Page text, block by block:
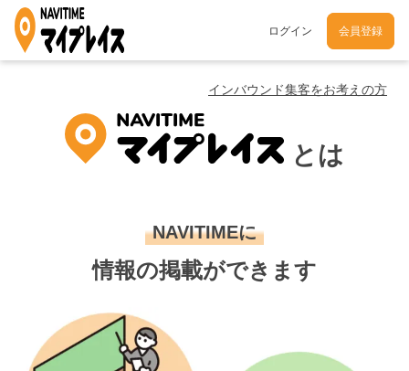
ログイン 会員登録
インバウンド集客をお考えの方
とは
NAVITIMEに
情報の掲載ができます